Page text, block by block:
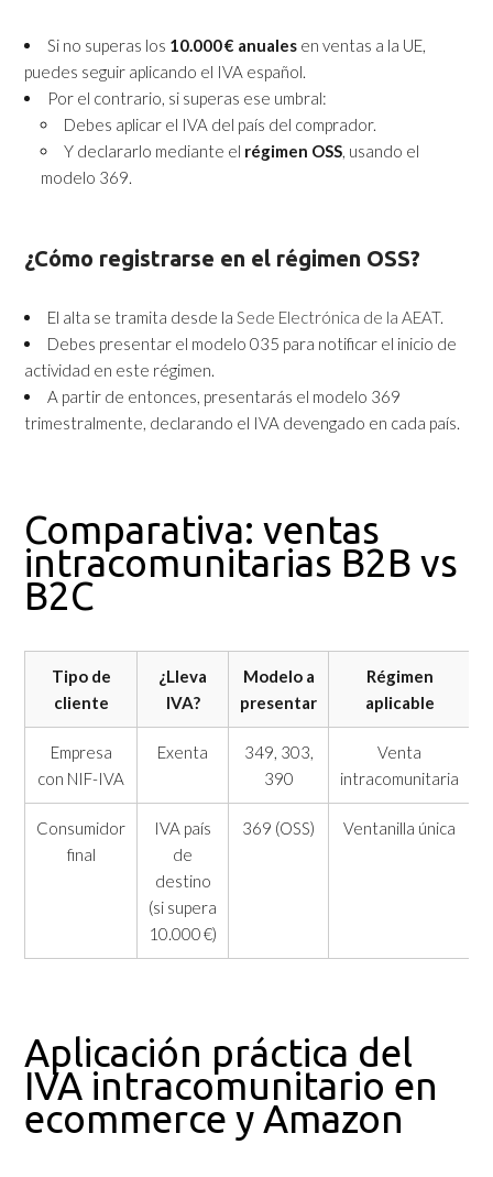
Si no superas los 10.000 € anuales en ventas a la UE,
puedes seguir aplicando el IVA español.
Por el contrario, si superas ese umbral:
Debes aplicar el IVA del país del comprador.
Y declararlo mediante el régimen OSS, usando el
modelo 369.
¿Cómo registrarse en el régimen OSS?
El alta se tramita desde laSede Electrónica de la AEAT.
Debes presentar el modelo 035 para notificar el inicio de
actividad en este régimen.
A partir de entonces, presentarás el modelo 369
trimestralmente, declarando el IVA devengado en cada país.
Comparativa: ventas
intracomunitarias B2B vs
B2C
Tipo de
cliente
¿Lleva
IVA?
Modelo a
presentar
Régimen
aplicable
Empresa
con NIF-IVA
Exenta
349, 303,
390
Venta
intracomunitaria
Consumidor
final
IVA país
de
destino
(si supera
10.000 €)
369 (OSS) Ventanilla única
Aplicación práctica del
IVA intracomunitario en
ecommerce y Amazon